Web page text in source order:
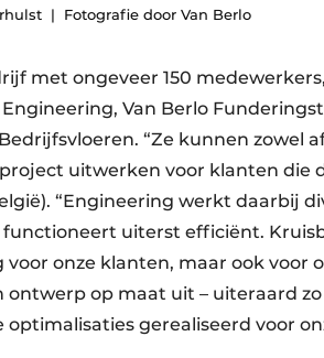
Fotografie door Van Berlo
met ongeveer 150
Van Berlo
“Ze kunnen zowel
uitwerken voor klanten die
“Engineering werkt daarbij
functioneert uiterst efficiënt.
onze klanten, maar ook voor
ontwerp op maat uit – uiteraard
gerealiseerd voor